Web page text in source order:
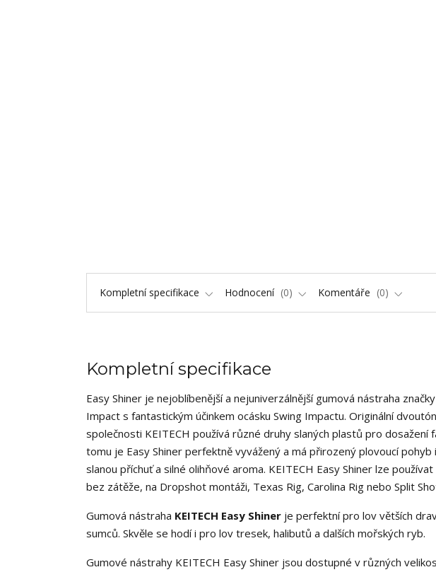
Kompletní specifikace Hodnocení 0 Komentáře 0
Kompletní specifikace
Easy Shiner je nejoblíbenější a nejuniverzálnější gumová nástraha
Impact s fantastickým účinkem ocásku Swing Impactu. Originální
společnosti KEITECH používá různé druhy slaných plastů pro dosažení
tomu je Easy Shiner perfektně vyvážený a má přirozený plovoucí
slanou příchuť a silné olihňové aroma. KEITECH Easy Shiner lze
bez zátěže, na Dropshot montáži, Texas Rig, Carolina Rig nebo Split
Gumová nástraha KEITECH Easy Shiner je perfektní pro lov větších
sumců. Skvěle se hodí i pro lov tresek, halibutů a dalších mořských ryb.
Gumové nástrahy KEITECH Easy Shiner jsou dostupné v různých